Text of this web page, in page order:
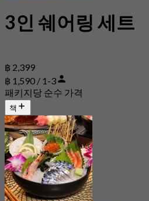
3인 쉐어링 세트
฿ 2,399
฿ 1,590 / 1-3
패키지당 순수 가격
책